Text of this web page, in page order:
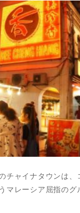
チャイナタウンは、
マレーシア屈指のグ